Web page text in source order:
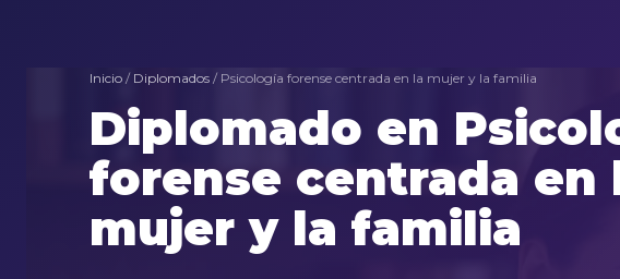
Inicio / Diplomados / Psicología forense centrada en la mujer y la familia
Diplomado en
forense centrada en
mujer y la familia